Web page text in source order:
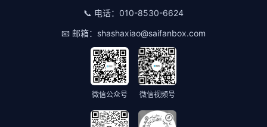
📞 电话： 010-8530-6624
📧 邮箱： shashaxiao@saifanbox.com
微信公众号 微信视频号